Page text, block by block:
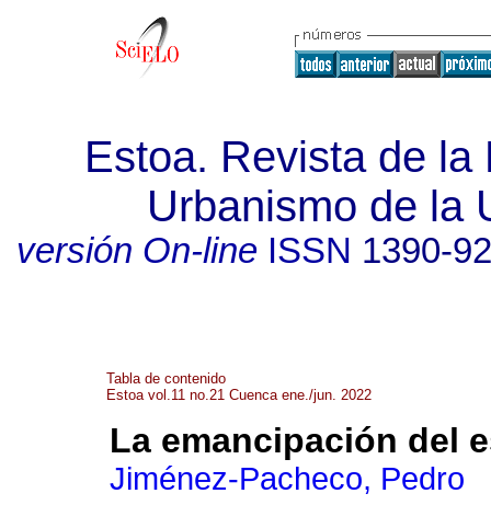
Estoa. Revista de la
Urbanismo de la
versión On-lineISSN 1390-
Tabla de contenido
Estoa vol.11 no.21 Cuenca ene./jun. 2022
La emancipación del
Jiménez-Pacheco, Pedro